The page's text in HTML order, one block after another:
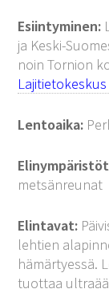
Esiintyminen:
ja Keski-
noin Tornion
Lajitietokeskus
Lentoaika:
metsänreunat
Elintavat:
lehtien
hämärtyessä.
tuottaa